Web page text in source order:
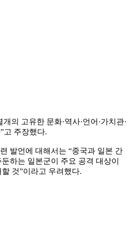
의 고유한 문화·역사·언어·가치관·
고 주장했다.
발언에 대해서는 “중국과 일본 간
하는 일본군이 주요 공격 대상이
것”이라고 우려했다.